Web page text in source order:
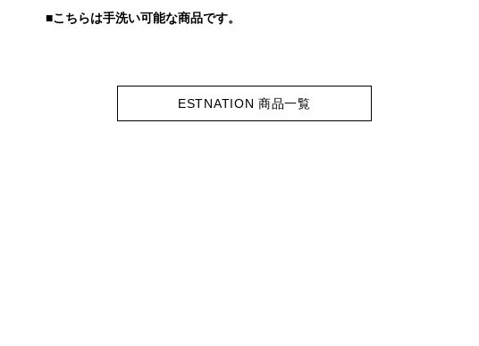
■こちらは手洗い可能な商品です。
ESTNATION 商品一覧